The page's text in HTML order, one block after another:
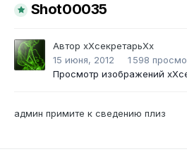
Shot00035
Автор хХсекретарьХх
15 июня, 2012
1 598
Просмотр изображений
админ примите к сведению плиз